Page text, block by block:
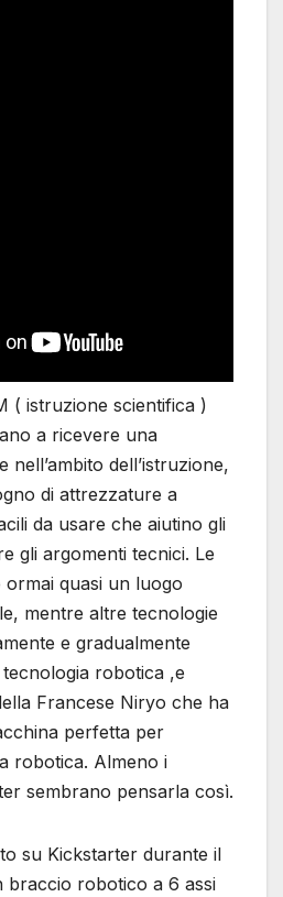
( istruzione scientifica )
a ricevere una
nell’ambito dell’istruzione,
di attrezzature a
da usare che aiutino gli
gli argomenti tecnici. Le
quasi un luogo
mentre altre tecnologie
e gradualmente
robotica ,e
Francese Niryo che ha
perfetta per
robotica. Almeno i
sembrano pensarla così.
su Kickstarter durante il
braccio robotico a 6 assi